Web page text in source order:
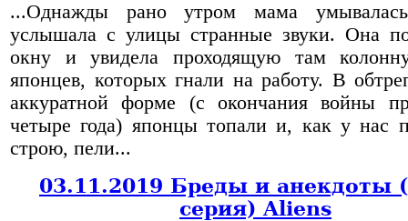
...Однажды рано утром мама
услышала с улицы странные звуки. Она
окну и увидела проходящую там
японцев, которых гнали на работу. В
аккуратной форме (с окончания войны
четыре года) японцы топали и, как у нас
строю, пели...
03.11.2019 Бреды и анекдоты
серия) Aliens